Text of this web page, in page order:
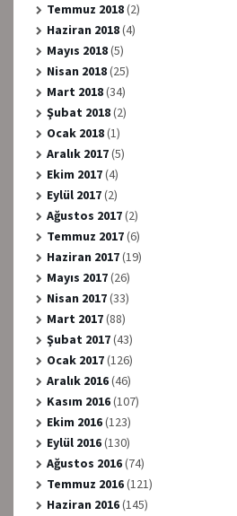
Temmuz 2018(2)
Haziran 2018(4)
Mayıs 2018(5)
Nisan 2018(25)
Mart 2018(34)
Şubat 2018(2)
Ocak 2018(1)
Aralık 2017(5)
Ekim 2017(4)
Eylül 2017(2)
Ağustos 2017(2)
Temmuz 2017(6)
Haziran 2017(19)
Mayıs 2017(26)
Nisan 2017(33)
Mart 2017(88)
Şubat 2017(43)
Ocak 2017(126)
Aralık 2016(46)
Kasım 2016(107)
Ekim 2016(123)
Eylül 2016(130)
Ağustos 2016(74)
Temmuz 2016(121)
Haziran 2016(145)